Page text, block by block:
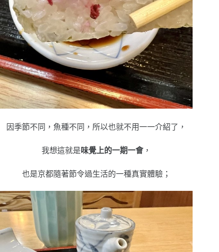
因季節不同，魚種不同，所以也就不用一一介紹了，
我想這就是 味覺上的一期一會，
也是京都隨著節令過生活的一種真實體驗；